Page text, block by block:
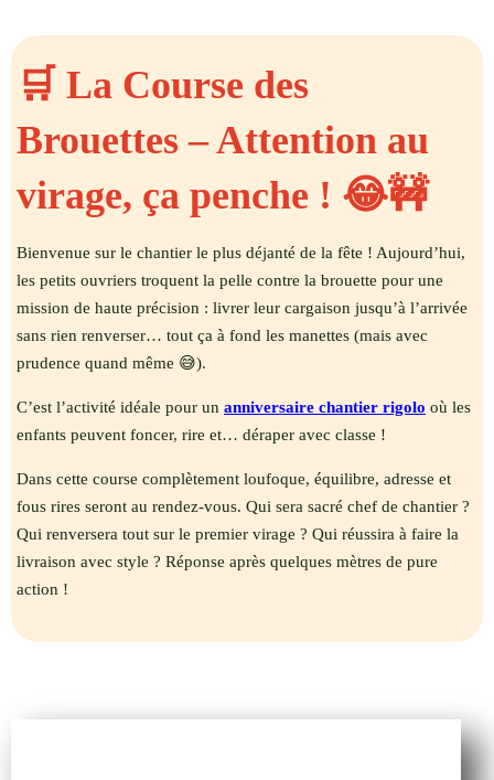
🛒 La Course des
Brouettes – Attention au
virage, ça penche ! 😂🚧
Bienvenue sur le chantier le plus déjanté de la fête ! Aujourd’hui,
les petits ouvriers troquent la pelle contre la brouette pour une
mission de haute précision : livrer leur cargaison jusqu’à l’arrivée
sans rien renverser… tout ça à fond les manettes (mais avec
prudence quand même 😅).
C’est l’activité idéale pour un anniversaire chantier rigolo où les
enfants peuvent foncer, rire et… déraper avec classe !
Dans cette course complètement loufoque, équilibre, adresse et
fous rires seront au rendez-vous. Qui sera sacré chef de chantier ?
Qui renversera tout sur le premier virage ? Qui réussira à faire la
livraison avec style ? Réponse après quelques mètres de pure
action !